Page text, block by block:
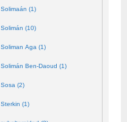
Solimaán (1)
Solimán (10)
Soliman Aga (1)
Solimán Ben-Daoud (1)
Sosa (2)
Sterkin (1)